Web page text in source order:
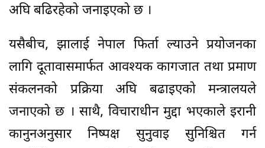
अघि बढिरहेको जनाइएको छ ।
यसैबीच, झालाई नेपाल फिर्ता ल्याउने प्रयोजनका
लागि दूतावासमार्फत आवश्यक कागजात तथा प्रमाण
संकलनको प्रक्रिया अघि बढाइएको मन्त्रालयले
जनाएको छ । साथै, विचाराधीन मुद्दा भएकाले इरानी
कानुनअनुसार निष्पक्ष सुनुवाइ सुनिश्चित गर्न